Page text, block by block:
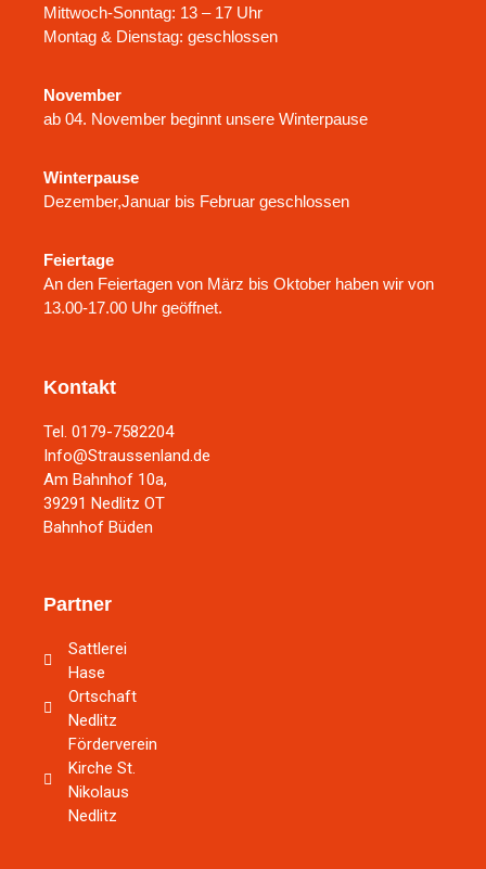
Kontakt
Tel. 0179-7582204
Info@Straussenland.de
Am Bahnhof 10a,
39291 Nedlitz OT
Bahnhof Büden
Partner
Sattlerei
Hase
Ortschaft
Nedlitz
Förderverein
Kirche St.
Nikolaus
Nedlitz
Mittwoch-Sonntag: 13 – 17 Uhr
Montag & Dienstag: geschlossen
November
ab 04. November beginnt unsere Winterpause
Winterpause
Dezember,Januar bis Februar geschlossen
Feiertage
An den Feiertagen von März bis Oktober haben wir von
13.00-17.00 Uhr geöffnet.